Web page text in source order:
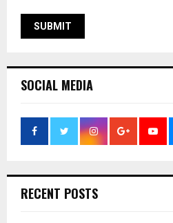
SOCIAL MEDIA
RECENT POSTS